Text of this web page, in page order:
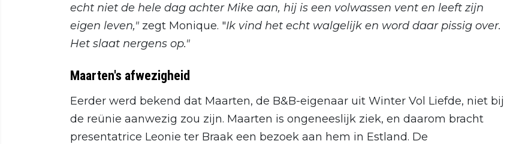
echt niet de hele dag achter Mike aan, hij is een volwassen vent en leeft zijn
eigen leven," zegt Monique. "Ik vind het echt walgelijk en word daar pissig over.
Het slaat nergens op."
Maarten's afwezigheid
Eerder werd bekend dat Maarten, de B&B-eigenaar uit Winter Vol Liefde, niet bij
de reünie aanwezig zou zijn. Maarten is ongeneeslijk ziek, en daarom bracht
presentatrice Leonie ter Braak een bezoek aan hem in Estland. De